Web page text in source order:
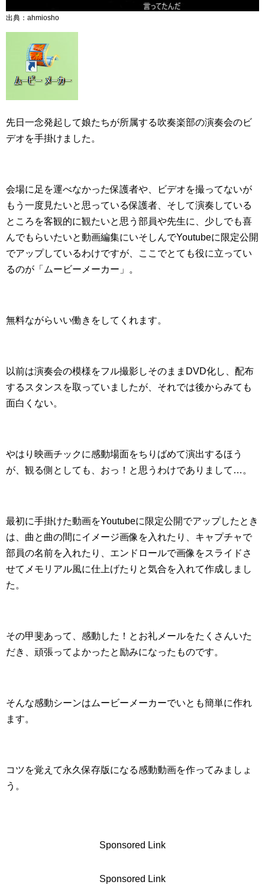
出典：ahmiosho
先日一念発起して娘たちが所属する吹奏楽部の演奏会のビ
デオを手掛けました。
会場に足を運べなかった保護者や、ビデオを撮ってないが
もう一度見たいと思っている保護者、そして演奏している
ところを客観的に観たいと思う部員や先生に、少しでも喜
んでもらいたいと動画編集にいそしんでYoutubeに限定公開
でアップしているわけですが、ここでとても役に立ってい
るのが「ムービーメーカー」。
無料ながらいい働きをしてくれます。
以前は演奏会の模様をフル撮影しそのままDVD化し、配布
するスタンスを取っていましたが、それでは後からみても
面白くない。
やはり映画チックに感動場面をちりばめて演出するほう
が、観る側としても、おっ！と思うわけでありまして…。
最初に手掛けた動画をYoutubeに限定公開でアップしたとき
は、曲と曲の間にイメージ画像を入れたり、キャプチャで
部員の名前を入れたり、エンドロールで画像をスライドさ
せてメモリアル風に仕上げたりと気合を入れて作成しまし
た。
その甲斐あって、感動した！とお礼メールをたくさんいた
だき、頑張ってよかったと励みになったものです。
そんな感動シーンはムービーメーカーでいとも簡単に作れ
ます。
コツを覚えて永久保存版になる感動動画を作ってみましょ
う。
Sponsored Link
Sponsored Link